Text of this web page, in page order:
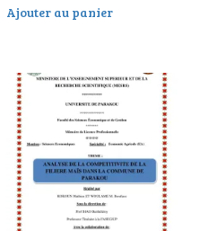
Ajouter au panier